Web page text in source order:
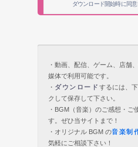
ダウンロード開始時に同
・動画、配信、ゲーム、店舗
媒体で利用可能です。
・ ダウンロード するには、
クして保存して下さい。
・BGM（音楽）のご感想・ご
す。ぜひ当サイトまで！
・オリジナル BGM の音楽制
気軽にご相談下さい！